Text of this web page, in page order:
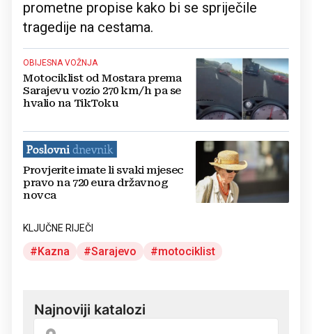
prometne propise kako bi se spriječile
tragedije na cestama.
OBIJESNA VOŽNJA
Motociklist od Mostara prema
Sarajevu vozio 270 km/h pa se
hvalio na TikToku
Provjerite imate li svaki mjesec
pravo na 720 eura državnog
novca
KLJUČNE RIJEČI
Kazna Sarajevo motociklist